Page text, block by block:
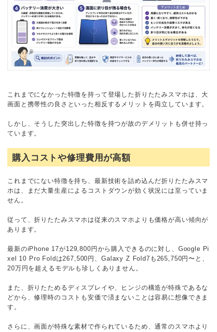
これまでになかった特徴を持って登場した折りたたみスマホは、大
画面と携帯性の良さといった相反するメリットを両立しています。
しかし、そうした突出した特徴を持つが故のデメリットも併せ持っ
ています。
購入コストや修理費用が高額
これまでにない特徴を持ち、最新技術を詰め込んだ折りたたみスマ
ホは、まだ大量生産によるコストダウンが効く状況には至っていま
せん。
従って、折りたたみスマホは従来のスマホよりも価格が高い傾向が
あります。
最新のiPhone 17が129,800円から購入できるのに対し、Google Pi
xel 10 Pro Foldは267,500円、Galaxy Z Fold7も265,750円〜と、
20万円を超えるモデルも珍しくありません。
また、折りたためるディスプレイや、ヒンジの構造が特殊であるな
どから、修理時のコストも安価で済まないことは容易に想像できま
す。
さらに、画面が特殊な素材で作られているため、通常のスマホより